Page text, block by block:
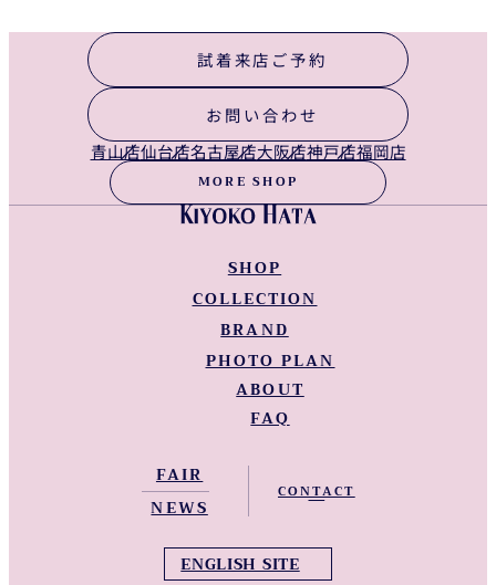
囲で対応いたします。当社対応窓口までお申し出下さい。当店は、お客様の個人情報の保
護に関係する日本の法令その他の規範を遵守するとともに、本ポリシーを含むコンプライ
アンスプログラムの内容を継続的に見直し、その改善に努めます。
試着来店ご予約
お問い合わせ
青山店仙台店名古屋店大阪店神戸店福岡店
MORE SHOP
FAIR
NEWS
SHOP
青山店
仙台店
名古屋店
福岡店
COLLECTION
NEW LINEUP
WEDDING DRESS
COLOR DRESS
KIMONO
BRAND
KIYOKO HATA WEDDINGS
KIYOKO HATA
KIYOKO HATA Barcelona
PHOTO PLAN
ABOUT
FAQ
ENGLISH SITE